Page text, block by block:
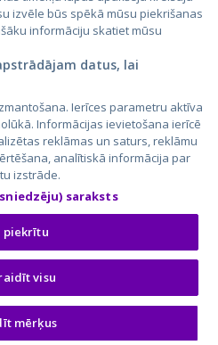
Kainos.lt
Paslaugos.lt
auto24.ee
KV.ee
Osta.ee
KuldneBörs.ee
izvēle būs spēkā mūsu piekrišanas
informāciju skatiet mūsu
datus, lai
Ierīces parametru aktīva
Informācijas ievietošana ierīcē
reklāmas un saturs, reklāmu
analītiskā informācija par
izstrāde.
saraksts
piekrītu
visu
mērķus